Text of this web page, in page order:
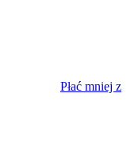
Płać mniej z